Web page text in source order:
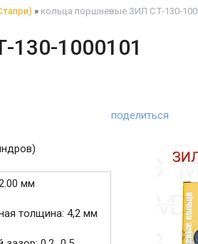
» кольца поршневые ЗИЛ СТ-130-
1000101
поделиться
мм
толщина: 4,2 мм